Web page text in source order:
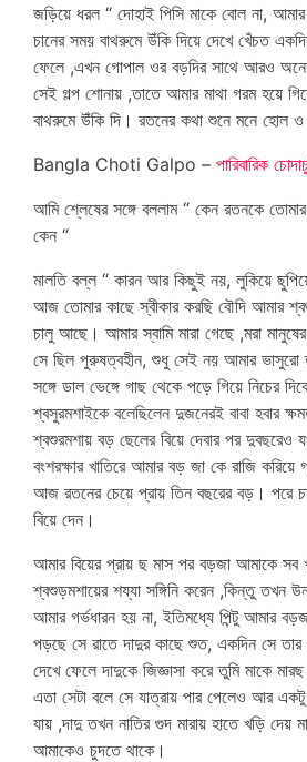
জড়িয়ে ধরল “ দোহাই পিসি মাকে বোল না,
চানের সময় বাথরুমে উঁকি দিয়ে দেখে খেঁচত
ফেলে ,এখন গোপাল ওর বড়দির সাথে আরও
সেই গল্প শোনায় ,তাতে আমার মাথা গরম হয়ে
বাথরুমে উঁকি দি। রতনের কথা শুনে মনে হোল
Bangla Choti Galpo – পারিবারিক
আমি শ্লেষের সঙ্গে বললাম “ কেন রতনকে তোমার
কেন “
মালতি বল্ল “ কারন আর কিছুই নয়, লুকিয়ে
আজ তোমার কাছে স্বীকার করছি বৌদি আমার
চালু আছে। আমার স্বামি মারা গেছে ,মরা
সে ছিল পুরুষত্বহীন, শুধু সেই নয় আমার
সঙ্গে ডাল ভেঙ্গে গাছ থেকে পড়ে গিয়ে নিচের
শ্বসুরমশাইকে বলেছিলেন দুজনেরই বাবা হবার
শ্বশুরমশায় বড় ছেলের বিয়ে দেবার পর
বংশরক্ষার খাতিরে আমার বড় জা কে রাজি করিয়ে
আজ রতনের চেয়ে প্রায় তিন বছরের বড়। পরে
বিয়ে দেন।
আমার বিয়ের প্রায় ছ মাস পর বড়জা আমাকে
শ্বশুড়মশায়ের শয্যা সঙ্গিনি করেন ,কিন্তু তখন
আমার গর্ভধারন হয় না, ইতিমধ্যে পিন্টু আমার
পড়ছে সে রাতে দাদুর কাছে শুত, একদিন সে তার
দেখে ফেলে দাদুকে জিজ্ঞাসা করে তুমি মাকে
এতা সেটা বলে সে যাত্রায় পার পেলেও আর
যায় ,দাদু তখন নাতির গুদ মারায় হাতে খড়ি দেয়
আমাকেও চুদতে থাকে।